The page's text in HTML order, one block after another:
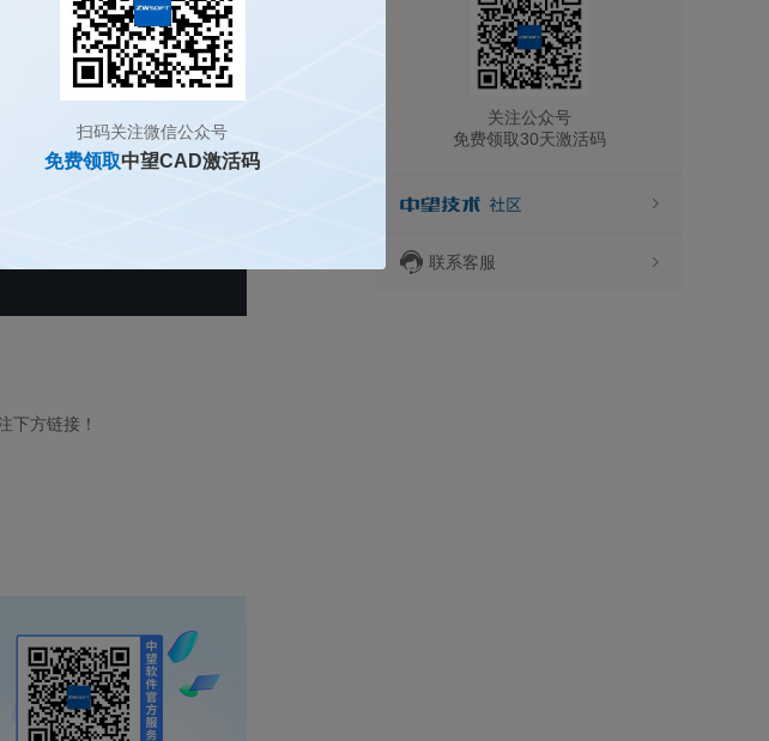
下方链接！
关注公众号
免费领取30天激活码
联系客服
扫码关注微信公众号
免费领取中望CAD激活码